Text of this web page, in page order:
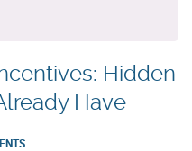
Hidden
Have